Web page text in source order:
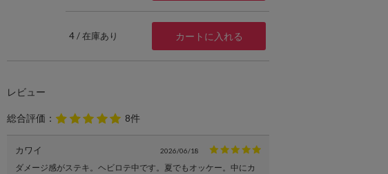
4 / 在庫あり カートに入れる
レビュー
総合評価： 8件
カワイ 2026/06/18
ダメージ感がステキ。ヘビロテ中です。夏でもオッケー。中にカ